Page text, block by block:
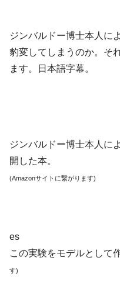
ジンバルドー博士本人に
豹変してしまうのか。そ
ます。日本語字幕。
ジンバルドー博士本人に
開した本。
(Amazonサイトに繋がります)
es
この実験をモデルとして
す)